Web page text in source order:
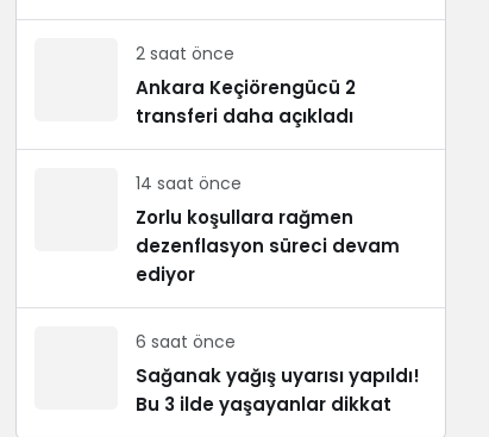
2 saat önce
Ankara Keçiörengücü 2
transferi daha açıkladı
14 saat önce
Zorlu koşullara rağmen
dezenflasyon süreci devam
ediyor
6 saat önce
Sağanak yağış uyarısı yapıldı!
Bu 3 ilde yaşayanlar dikkat